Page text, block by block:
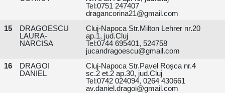
Tel:0751 247407
dragancorina21@gmail.com
15
DRAGOESCU
LAURA-
NARCISA
Cluj-Napoca Str.Milton Lehrer nr.20
ap.1, jud.Cluj
Tel:0744 695401, 524758
jucandragoescu@gmail.com
16
DRAGOI
DANIEL
Cluj-Napoca Str.Pavel Roșca nr.4
sc.2 et.2 ap.30, jud.Cluj
Tel:0742 024094, 0264 430661
av.daniel.dragoi@gmail.com